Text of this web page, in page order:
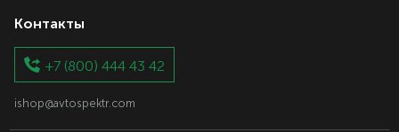
Контакты
+7 (800) 444 43 42
ishop@avtospektr.com